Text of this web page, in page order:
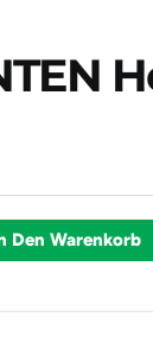
Den Warenkorb